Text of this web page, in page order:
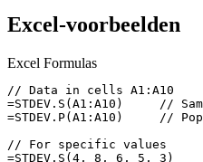
Excel-voorbeelden
Excel Formulas
// Data in cells A1:A10
=STDEV.S(A1:A10)     //
=STDEV.P(A1:A10)     //
// For specific values
=STDEV.S(4, 8, 6, 5, 3)